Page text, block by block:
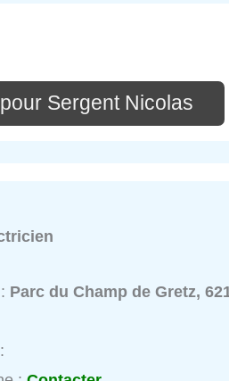
Sergent Nicolas
Parc du Champ de Gretz,